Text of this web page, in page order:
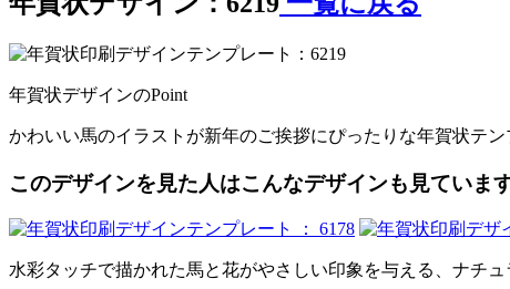
年賀状デザインのPoint
かわいい馬のイラストが新年のご挨拶にぴったりな年賀状テ
このデザインを見た人はこんなデザインも見ていま
水彩タッチで描かれた馬と花がやさしい印象を与える、ナチ